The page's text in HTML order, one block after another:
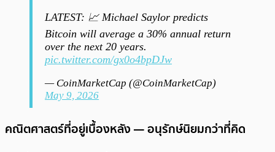
LATEST: 📈 Michael Saylor predicts
Bitcoin will average a 30% annual return
over the next 20 years.
pic.twitter.com/gx0o4bpDJw
— CoinMarketCap (@CoinMarketCap)
May 9, 2026
คณิตศาสตร์ที่อยู่เบื้องหลัง — อนุรักษ์นิยมกว่าที่คิด